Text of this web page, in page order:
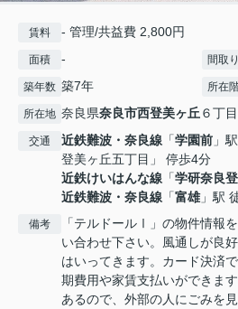
賃料 - 管理/共益費 2,800円
面積 - 間取り
築年数 築7年 所在
所在地 奈良県奈良市西登美ヶ丘 ６丁目
交通 近鉄難波・奈良線 「学園前 」
登美ヶ丘五丁目」 停歩4分
近鉄けいはんな線 「学研奈良
近鉄難波・奈良線 「富雄」駅
備考
「テルドールⅠ」の物件情報
い合わせ下さい。風通しが良
はいってきます。カード決済
期費用や家賃支払いができま
あるので、外部の人にごみを